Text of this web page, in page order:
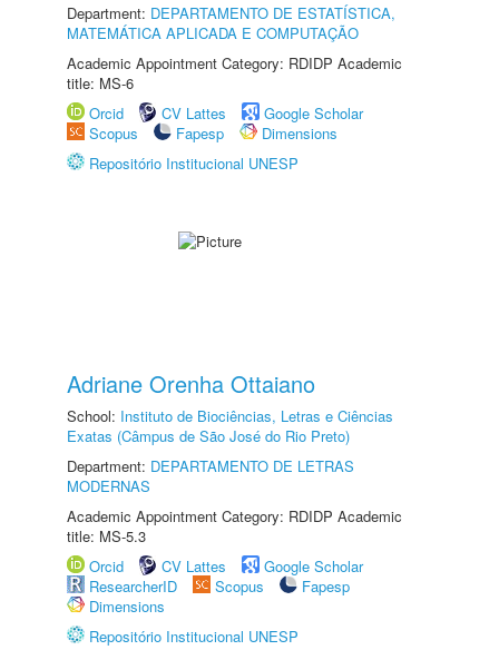
Department: DEPARTAMENTO DE ESTATÍSTICA,
MATEMÁTICA APLICADA E COMPUTAÇÃO
Academic Appointment Category: RDIDP Academic
title: MS-6
Orcid
CV Lattes
Google Scholar
Scopus
Fapesp
Dimensions
Repositório Institucional UNESP
Adriane Orenha Ottaiano
School: Instituto de Biociências, Letras e Ciências
Exatas (Câmpus de São José do Rio Preto)
Department: DEPARTAMENTO DE LETRAS
MODERNAS
Academic Appointment Category: RDIDP Academic
title: MS-5.3
Orcid
CV Lattes
Google Scholar
ResearcherID
Scopus
Fapesp
Dimensions
Repositório Institucional UNESP